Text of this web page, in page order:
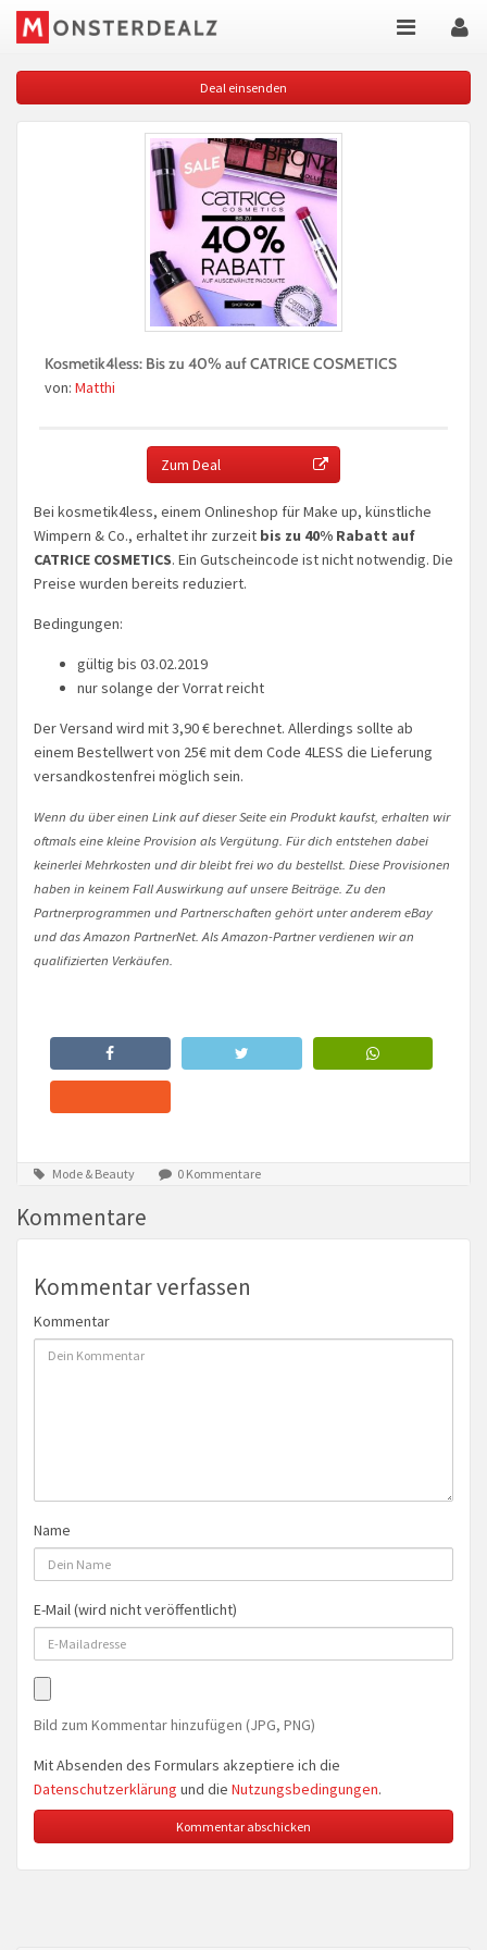
Deal einsenden
Kosmetik4less: Bis zu 40% auf CATRICE COSMETICS
von: Matthi
Zum Deal
Bei kosmetik4less, einem Onlineshop für Make up, künstliche
Wimpern & Co., erhaltet ihr zurzeit bis zu 40% Rabatt auf
CATRICE COSMETICS. Ein Gutscheincode ist nicht notwendig. Die
Preise wurden bereits reduziert.
Bedingungen:
gültig bis 03.02.2019
nur solange der Vorrat reicht
Der Versand wird mit 3,90 € berechnet. Allerdings sollte ab
einem Bestellwert von 25€ mit dem Code 4LESS die Lieferung
versandkostenfrei möglich sein.
Wenn du über einen Link auf dieser Seite ein Produkt kaufst, erhalten wir
oftmals eine kleine Provision als Vergütung. Für dich entstehen dabei
keinerlei Mehrkosten und dir bleibt frei wo du bestellst. Diese Provisionen
haben in keinem Fall Auswirkung auf unsere Beiträge. Zu den
Partnerprogrammen und Partnerschaften gehört unter anderem eBay
und das Amazon PartnerNet. Als Amazon-Partner verdienen wir an
qualifizierten Verkäufen.
Mode & Beauty 0 Kommentare
Kommentare
Kommentar verfassen
Kommentar
Name
E-Mail (wird nicht veröffentlicht)
Bild zum Kommentar hinzufügen (JPG, PNG)
Mit Absenden des Formulars akzeptiere ich die
Datenschutzerklärung und die Nutzungsbedingungen.